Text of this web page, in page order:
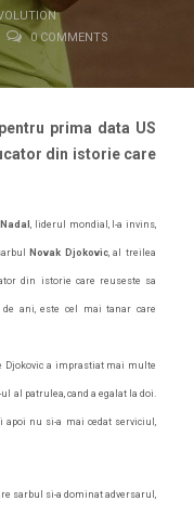
0 COMMENTS
prima data US
din istorie care
, liderul mondial, l-a invins,
Novak Djokovic, al treilea
din istorie care reuseste sa
ani, este cel mai tanar care
Djokovic a imprastiat mai multe
al patrulea, cand a egalat la doi.
nu si-a mai cedat serviciul,
sarbul si-a dominat adversarul,